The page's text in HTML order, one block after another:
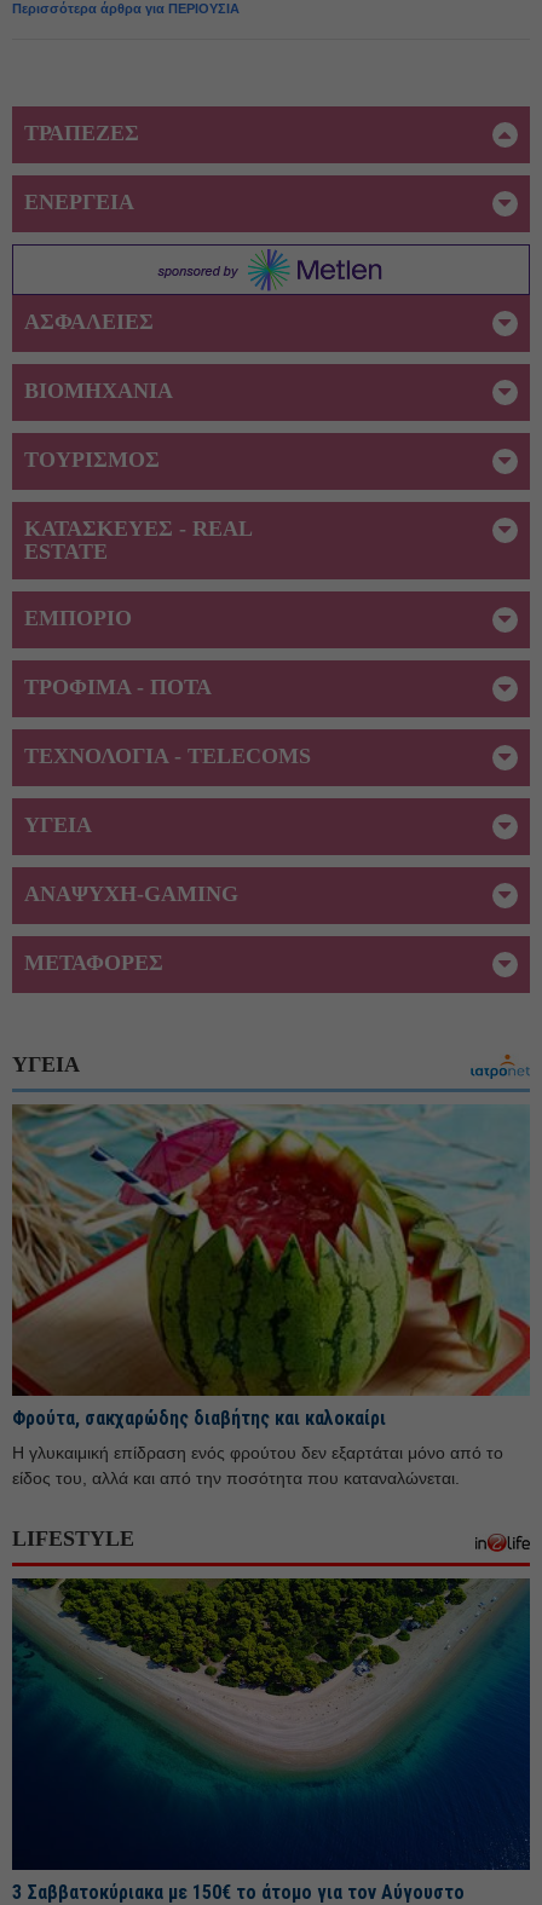
Περισσότερα άρθρα για ΠΕΡΙΟΥΣΙΑ
ΤΡΑΠΕΖΕΣ
ΕΝΕΡΓΕΙΑ
ΑΣΦΑΛΕΙΕΣ
ΒΙΟΜΗΧΑΝΙΑ
ΤΟΥΡΙΣΜΟΣ
ΚΑΤΑΣΚΕΥΕΣ - REAL
ESTATE
ΕΜΠΟΡΙΟ
ΤΡΟΦΙΜΑ - ΠΟΤΑ
ΤΕΧΝΟΛΟΓΙΑ - TELECOMS
ΥΓΕΙΑ
ΑΝΑΨΥΧΗ-GAMING
ΜΕΤΑΦΟΡΕΣ
ΥΓΕΙΑ
Φρούτα, σακχαρώδης διαβήτης και καλοκαίρι
Η γλυκαιμική επίδραση ενός φρούτου δεν εξαρτάται μόνο από το
είδος του, αλλά και από την ποσότητα που καταναλώνεται.
LIFESTYLE
3 Σαββατοκύριακα με 150€ το άτομο για τον Αύγουστο